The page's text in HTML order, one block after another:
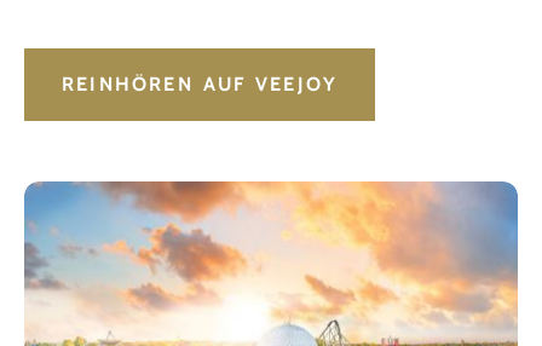
REINHÖREN AUF VEEJOY